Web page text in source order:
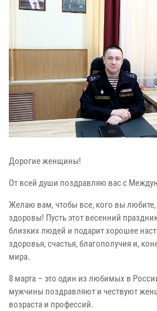
Дорогие женщины!
От всей души поздравляю вас с
Желаю вам, чтобы все, кого вы
здоровы! Пусть этот весенний
близких людей и подарит хорошее
здоровья, счастья, благополучия и,
мира.
8 марта – это один из любимых в
мужчины поздравляют и чествуют
возраста и профессий.